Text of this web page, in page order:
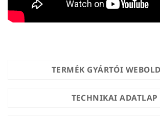
TERMÉK GYÁRTÓI
TECHNIKAI ADATLAP